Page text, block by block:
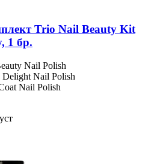
Trio Nail Beauty Kit
1 бр.
Nail Polish
Delight Nail Polish
Nail Polish